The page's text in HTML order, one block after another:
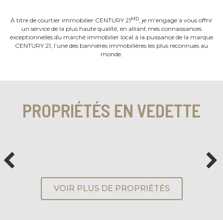
À titre de courtier immobilier CENTURY 21MD, je m’engage à vous offrir
un service de la plus haute qualité, en alliant mes connaissances
exceptionnelles du marché immobilier local à la puissance de la marque
CENTURY 21, l’une des bannières immobilières les plus reconnues au
monde.
PROPRIÉTÉS EN VEDETTE
VOIR PLUS DE PROPRIÉTÉS